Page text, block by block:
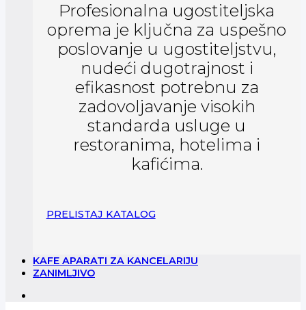
Profesionalna ugostiteljska
oprema je ključna za uspešno
poslovanje u ugostiteljstvu,
nudeći dugotrajnost i
efikasnost potrebnu za
zadovoljavanje visokih
standarda usluge u
restoranima, hotelima i
kafićima.
PRELISTAJ KATALOG
KAFE APARATI ZA KANCELARIJU
ZANIMLJIVO